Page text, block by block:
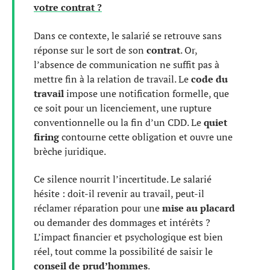
votre contrat ?
Dans ce contexte, le salarié se retrouve sans
réponse sur le sort de son contrat. Or,
l’absence de communication ne suffit pas à
mettre fin à la relation de travail. Lecode du
travailimpose une notification formelle, que
ce soit pour un licenciement, une rupture
conventionnelle ou la fin d’un CDD. Lequiet
firingcontourne cette obligation et ouvre une
brèche juridique.
Ce silence nourrit l’incertitude. Le salarié
hésite : doit-il revenir au travail, peut-il
réclamer réparation pour unemise au placard
ou demander des dommages et intérêts ?
L’impact financier et psychologique est bien
réel, tout comme la possibilité de saisir le
conseil de prud’hommes.